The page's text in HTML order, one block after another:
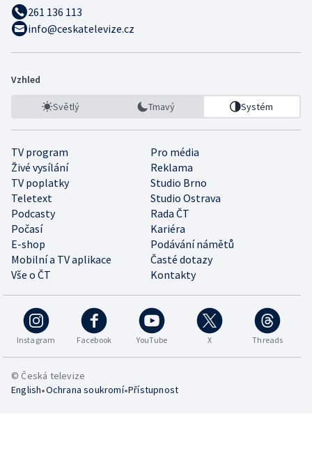
261 136 113
info@ceskatelevize.cz
Vzhled
Světlý Tmavý Systém
TV program
Pro média
Živé vysílání
Reklama
TV poplatky
Studio Brno
Teletext
Studio Ostrava
Podcasty
Rada ČT
Počasí
Kariéra
E-shop
Podávání námětů
Mobilní a TV aplikace
Časté dotazy
Vše o ČT
Kontakty
Instagram Facebook YouTube X Threads
© Česká televize
English•Ochrana soukromí•Přístupnost